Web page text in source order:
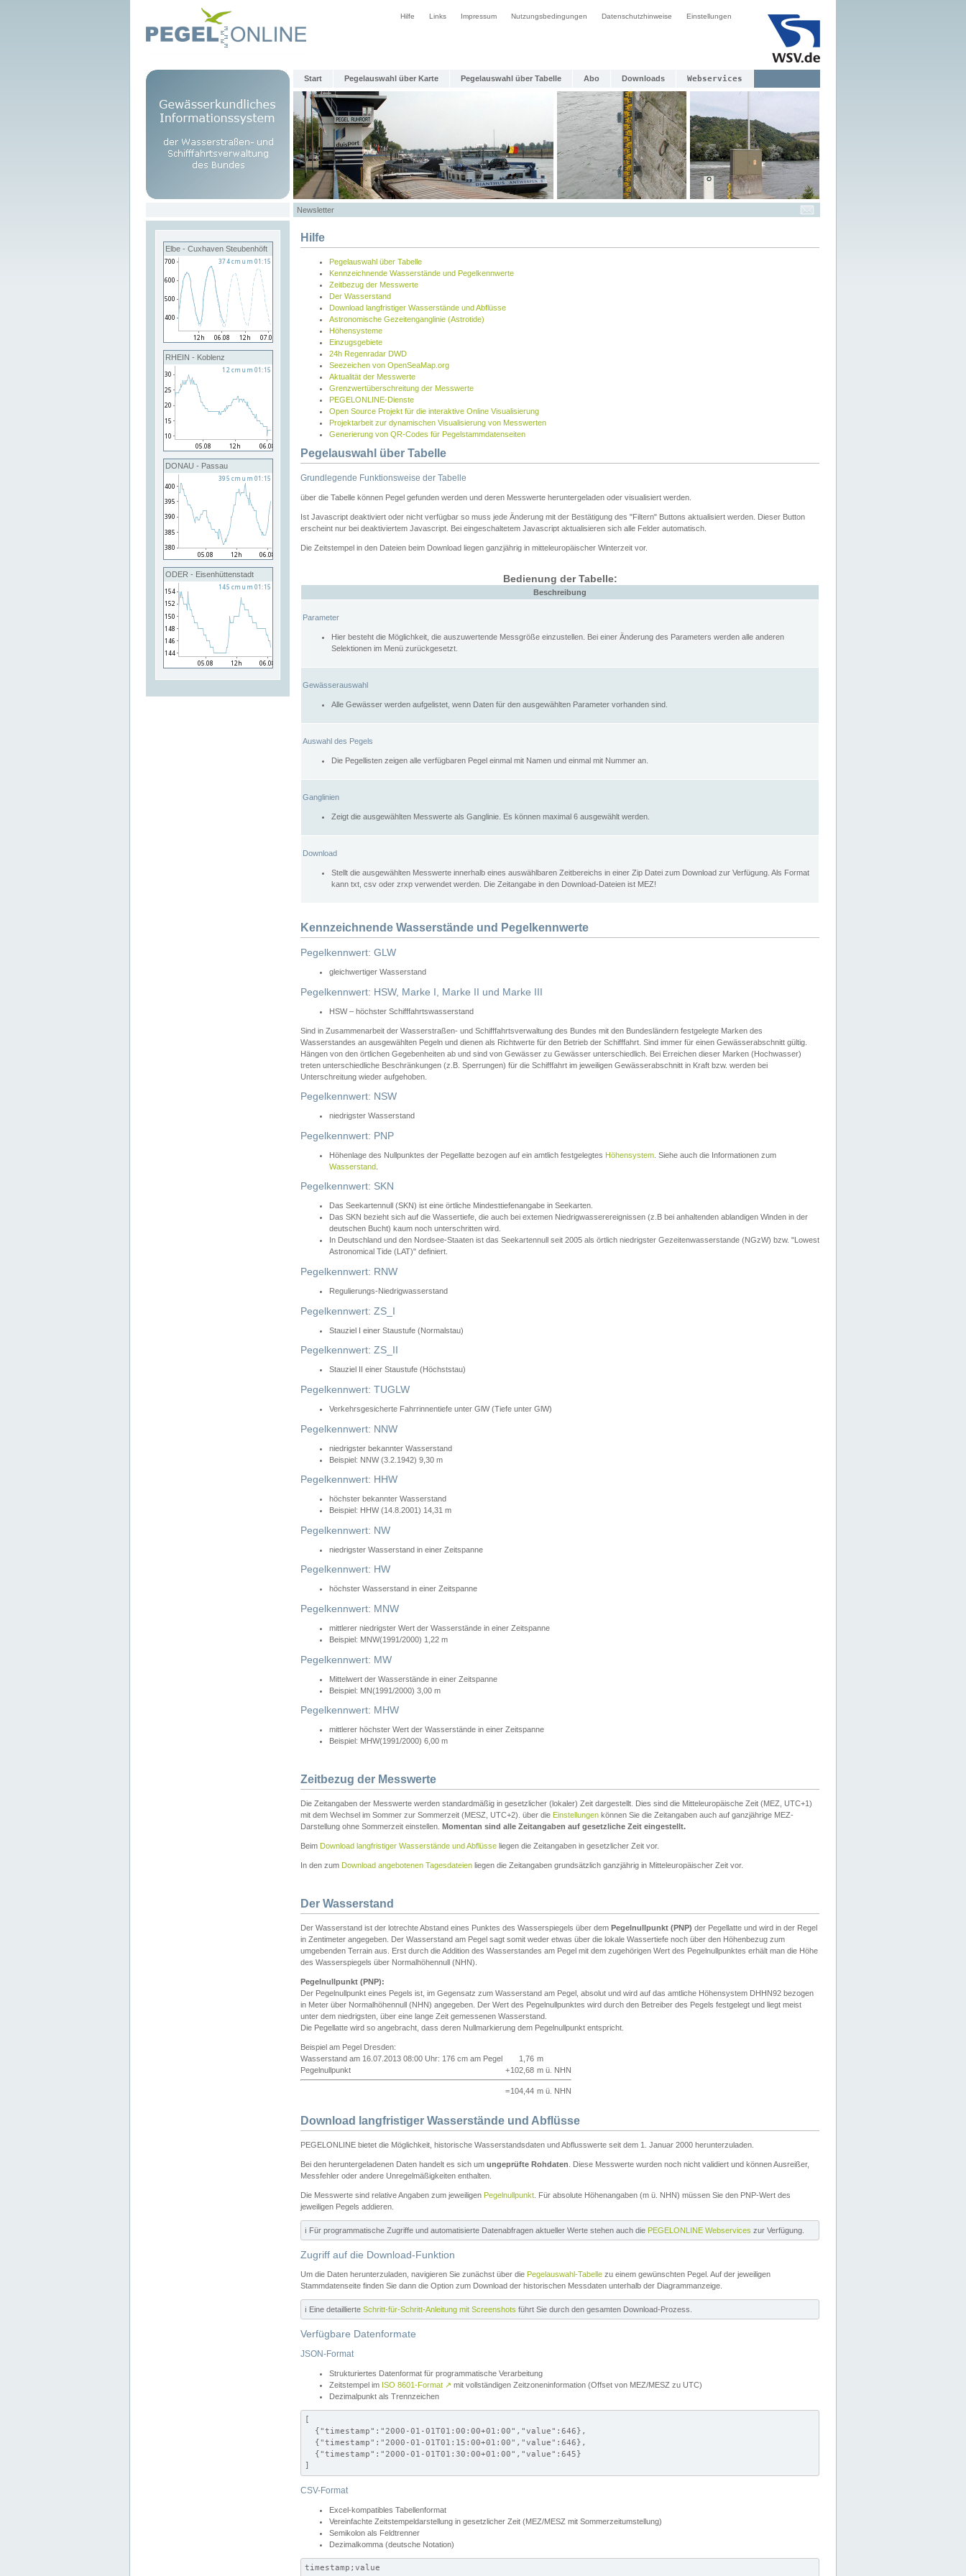
Hilfe Links Impressum Nutzungsbedingungen Datenschutzhinweise Einstellungen
Start Pegelauswahl über Karte Pegelauswahl über Tabelle Abo Downloads Webservices
Newsletter
Elbe - Cuxhaven Steubenhöft
RHEIN - Koblenz
DONAU - Passau
ODER - Eisenhüttenstadt
Hilfe
Pegelauswahl über Tabelle
Kennzeichnende Wasserstände und Pegelkennwerte
Zeitbezug der Messwerte
Der Wasserstand
Download langfristiger Wasserstände und Abflüsse
Astronomische Gezeitenganglinie (Astrotide)
Höhensysteme
Einzugsgebiete
24h Regenradar DWD
Seezeichen von OpenSeaMap.org
Aktualität der Messwerte
Grenzwertüberschreitung der Messwerte
PEGELONLINE-Dienste
Open Source Projekt für die interaktive Online Visualisierung
Projektarbeit zur dynamischen Visualisierung von Messwerten
Generierung von QR-Codes für Pegelstammdatenseiten
Pegelauswahl über Tabelle
Grundlegende Funktionsweise der Tabelle
über die Tabelle können Pegel gefunden werden und deren Messwerte heruntergeladen oder visualisiert werden.
Ist Javascript deaktiviert oder nicht verfügbar so muss jede Änderung mit der Bestätigung des "Filtern" Buttons aktualisiert werden. Dieser Button
erscheint nur bei deaktiviertem Javascript. Bei eingeschaltetem Javascript aktualisieren sich alle Felder automatisch.
Die Zeitstempel in den Dateien beim Download liegen ganzjährig in mitteleuropäischer Winterzeit vor.
Bedienung der Tabelle:
Beschreibung
Parameter
Hier besteht die Möglichkeit, die auszuwertende Messgröße einzustellen. Bei einer Änderung des Parameters werden alle anderen
Selektionen im Menü zurückgesetzt.
Gewässerauswahl
Alle Gewässer werden aufgelistet, wenn Daten für den ausgewählten Parameter vorhanden sind.
Auswahl des Pegels
Die Pegellisten zeigen alle verfügbaren Pegel einmal mit Namen und einmal mit Nummer an.
Ganglinien
Zeigt die ausgewählten Messwerte als Ganglinie. Es können maximal 6 ausgewählt werden.
Download
Stellt die ausgewählten Messwerte innerhalb eines auswählbaren Zeitbereichs in einer Zip Datei zum Download zur Verfügung. Als Format
kann txt, csv oder zrxp verwendet werden. Die Zeitangabe in den Download-Dateien ist MEZ!
Kennzeichnende Wasserstände und Pegelkennwerte
Pegelkennwert: GLW
gleichwertiger Wasserstand
Pegelkennwert: HSW, Marke I, Marke II und Marke III
HSW – höchster Schifffahrtswasserstand
Sind in Zusammenarbeit der Wasserstraßen- und Schifffahrtsverwaltung des Bundes mit den Bundesländern festgelegte Marken des
Wasserstandes an ausgewählten Pegeln und dienen als Richtwerte für den Betrieb der Schifffahrt. Sind immer für einen Gewässerabschnitt gültig.
Hängen von den örtlichen Gegebenheiten ab und sind von Gewässer zu Gewässer unterschiedlich. Bei Erreichen dieser Marken (Hochwasser)
treten unterschiedliche Beschränkungen (z.B. Sperrungen) für die Schifffahrt im jeweiligen Gewässerabschnitt in Kraft bzw. werden bei
Unterschreitung wieder aufgehoben.
Pegelkennwert: NSW
niedrigster Wasserstand
Pegelkennwert: PNP
Höhenlage des Nullpunktes der Pegellatte bezogen auf ein amtlich festgelegtes Höhensystem . Siehe auch die Informationen zum
Wasserstand
Pegelkennwert: SKN
Das Seekartennull (SKN) ist eine örtliche Mindesttiefenangabe in Seekarten.
Das SKN bezieht sich auf die Wassertiefe, die auch bei extemen Niedrigwasserereignissen (z.B bei anhaltenden ablandigen Winden in der
deutschen Bucht) kaum noch unterschritten wird.
In Deutschland und den Nordsee-Staaten ist das Seekartennull seit 2005 als örtlich niedrigster Gezeitenwasserstande (NGzW) bzw. "Lowest
Astronomical Tide (LAT)" definiert.
Pegelkennwert: RNW
Regulierungs-Niedrigwasserstand
Pegelkennwert: ZS_I
Stauziel I einer Staustufe (Normalstau)
Pegelkennwert: ZS_II
Stauziel II einer Staustufe (Höchststau)
Pegelkennwert: TUGLW
Verkehrsgesicherte Fahrrinnentiefe unter GlW (Tiefe unter GlW)
Pegelkennwert: NNW
niedrigster bekannter Wasserstand
Beispiel: NNW (3.2.1942) 9,30 m
Pegelkennwert: HHW
höchster bekannter Wasserstand
Beispiel: HHW (14.8.2001) 14,31 m
Pegelkennwert: NW
niedrigster Wasserstand in einer Zeitspanne
Pegelkennwert: HW
höchster Wasserstand in einer Zeitspanne
Pegelkennwert: MNW
mittlerer niedrigster Wert der Wasserstände in einer Zeitspanne
Beispiel: MNW(1991/2000) 1,22 m
Pegelkennwert: MW
Mittelwert der Wasserstände in einer Zeitspanne
Beispiel: MN(1991/2000) 3,00 m
Pegelkennwert: MHW
mittlerer höchster Wert der Wasserstände in einer Zeitspanne
Beispiel: MHW(1991/2000) 6,00 m
Zeitbezug der Messwerte
Die Zeitangaben der Messwerte werden standardmäßig in gesetzlicher (lokaler) Zeit dargestellt. Dies sind die Mitteleuropäische Zeit (MEZ, UTC+1)
mit dem Wechsel im Sommer zur Sommerzeit (MESZ, UTC+2). über die Einstellungen können Sie die Zeitangaben auch auf ganzjährige MEZ-
Darstellung ohne Sommerzeit einstellen. Momentan sind alle Zeitangaben auf gesetzliche Zeit eingestellt.
Beim Download langfristiger Wasserstände und Abflüsse liegen die Zeitangaben in gesetzlicher Zeit vor.
In den zum Download angebotenen Tagesdateien liegen die Zeitangaben grundsätzlich ganzjährig in Mitteleuropäischer Zeit vor.
Der Wasserstand
Der Wasserstand ist der lotrechte Abstand eines Punktes des Wasserspiegels über dem Pegelnullpunkt (PNP) der Pegellatte und wird in der Regel
in Zentimeter angegeben. Der Wasserstand am Pegel sagt somit weder etwas über die lokale Wassertiefe noch über den Höhenbezug zum
umgebenden Terrain aus. Erst durch die Addition des Wasserstandes am Pegel mit dem zugehörigen Wert des Pegelnullpunktes erhält man die Höhe
des Wasserspiegels über Normalhöhennull (NHN).
Pegelnullpunkt (PNP):
Der Pegelnullpunkt eines Pegels ist, im Gegensatz zum Wasserstand am Pegel, absolut und wird auf das amtliche Höhensystem DHHN92 bezogen
in Meter über Normalhöhennull (NHN) angegeben. Der Wert des Pegelnullpunktes wird durch den Betreiber des Pegels festgelegt und liegt meist
unter dem niedrigsten, über eine lange Zeit gemessenen Wasserstand.
Die Pegellatte wird so angebracht, dass deren Nullmarkierung dem Pegelnullpunkt entspricht.
Beispiel am Pegel Dresden:
Wasserstand am 16.07.2013 08:00 Uhr: 176 cm am Pegel
1,76 m
Pegelnullpunkt
+102,68 m ü. NHN
=104,44 m ü. NHN
Download langfristiger Wasserstände und Abflüsse
PEGELONLINE bietet die Möglichkeit, historische Wasserstandsdaten und Abflusswerte seit dem 1. Januar 2000 herunterzuladen.
Bei den heruntergeladenen Daten handelt es sich um ungeprüfte Rohdaten . Diese Messwerte wurden noch nicht validiert und können Ausreißer,
Messfehler oder andere Unregelmäßigkeiten enthalten.
Die Messwerte sind relative Angaben zum jeweiligen Pegelnullpunkt . Für absolute Höhenangaben (m ü. NHN) müssen Sie den PNP-Wert des
jeweiligen Pegels addieren.
ℹ️ Für programmatische Zugriffe und automatisierte Datenabfragen aktueller Werte stehen auch die PEGELONLINE Webservices zur Verfügung.
Zugriff auf die Download-Funktion
Um die Daten herunterzuladen, navigieren Sie zunächst über die Pegelauswahl-Tabelle zu einem gewünschten Pegel. Auf der jeweiligen
Stammdatenseite finden Sie dann die Option zum Download der historischen Messdaten unterhalb der Diagrammanzeige.
ℹ️ Eine detaillierte Schritt-für-Schritt-Anleitung mit Screenshots führt Sie durch den gesamten Download-Prozess.
Verfügbare Datenformate
JSON-Format
Strukturiertes Datenformat für programmatische Verarbeitung
Zeitstempel im ISO 8601-Format ↗ mit vollständigen Zeitzoneninformation (Offset von MEZ/MESZ zu UTC)
Dezimalpunkt als Trennzeichen
[
  {"timestamp":"2000-01-01T01:00:00+01:00","value":646},
  {"timestamp":"2000-01-01T01:15:00+01:00","value":646},
  {"timestamp":"2000-01-01T01:30:00+01:00","value":645}
]
CSV-Format
Excel-kompatibles Tabellenformat
Vereinfachte Zeitstempeldarstellung in gesetzlicher Zeit (MEZ/MESZ mit Sommerzeitumstellung)
Semikolon als Feldtrenner
Dezimalkomma (deutsche Notation)
timestamp;value